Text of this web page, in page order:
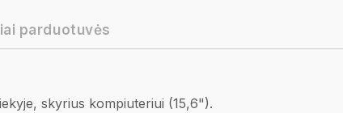
parduotuvės
skyrius kompiuteriui (15,6").